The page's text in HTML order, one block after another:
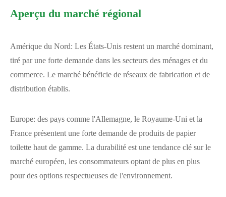
Aperçu du marché régional
Amérique du Nord: Les États-Unis restent un marché dominant,
tiré par une forte demande dans les secteurs des ménages et du
commerce. Le marché bénéficie de réseaux de fabrication et de
distribution établis.
Europe: des pays comme l'Allemagne, le Royaume-Uni et la
France présentent une forte demande de produits de papier
toilette haut de gamme. La durabilité est une tendance clé sur le
marché européen, les consommateurs optant de plus en plus
pour des options respectueuses de l'environnement.